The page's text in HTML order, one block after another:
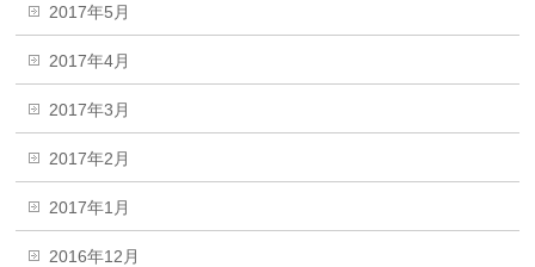
2017年5月
2017年4月
2017年3月
2017年2月
2017年1月
2016年12月